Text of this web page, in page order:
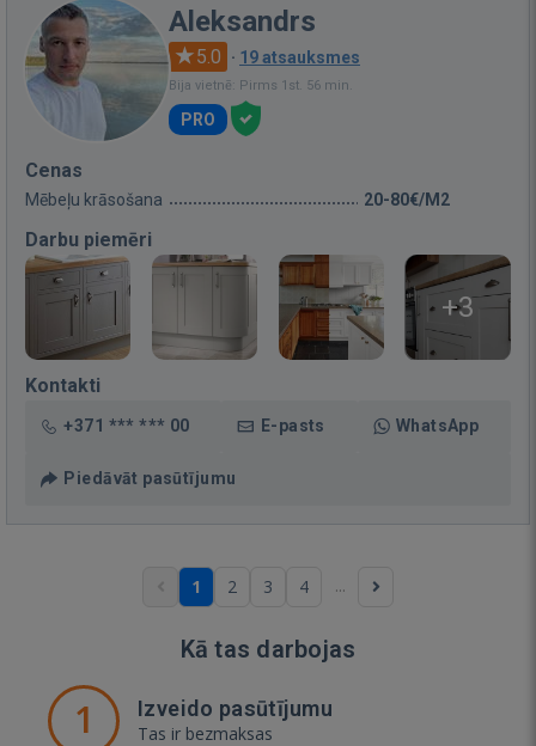
Aleksandrs
5.0 · 19 atsauksmes
Bija vietnē: Pirms 1st. 56 min.
PRO
Cenas
Mēbeļu krāsošana 20-80€/M2
Darbu piemēri
+3
Kontakti
+371 *** *** 00 E-pasts WhatsApp
Piedāvāt pasūtījumu
1 2 3 4 ...
Kā tas darbojas
1 Izveido pasūtījumu
Tas ir bezmaksas